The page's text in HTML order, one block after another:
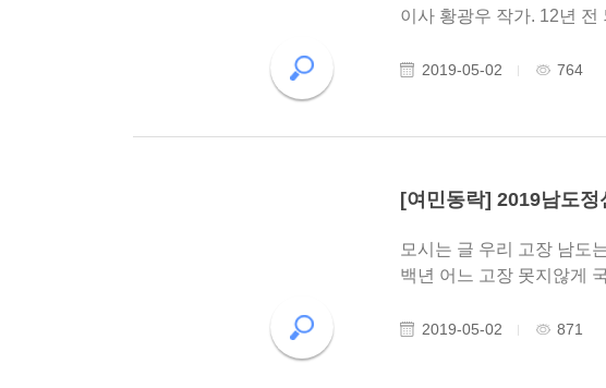
이사 황광우 작가. 12년 전 뇌졸중으로 쓰러졌다. 재활을 통해 지금은 왼손으로 글씨를 쓸 수 있을 정도가 됐다. 9년 전부
2019-05-02 764
[여민동락] 2019남도정
모시는 글 우리 고장 남도는 예로부터 역사의 고비마다 시대의 물꼬를 바꿔내며 학문과 예술을 꽃피웠습니다. 특히 지난
백년 어느 고장 못지않게
2019-05-02 871